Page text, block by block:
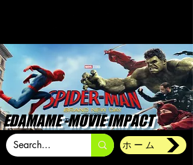
EDAMAME -MOVIE IMPACT
ホーム